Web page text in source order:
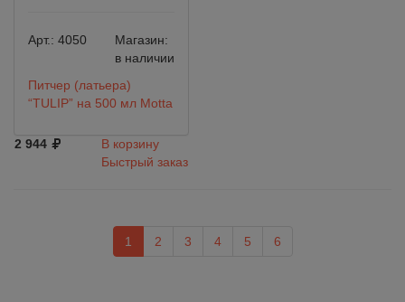
Арт.: 4050
Магазин:
в наличии
Питчер (латьера)
“TULIP” на 500 мл Motta
2 944
В корзину
Быстрый заказ
1 2 3 4 5 6